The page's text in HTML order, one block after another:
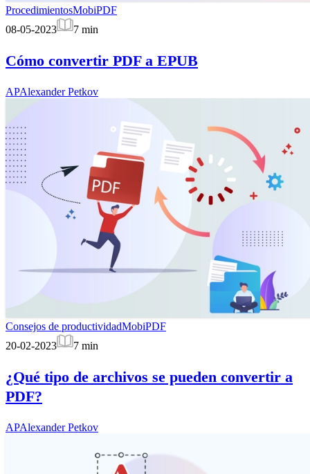
ProcedimientosMobiPDF
08-05-2023
7 min
Cómo convertir PDF a EPUB
APAlexander Petkov
Consejos de productividadMobiPDF
20-02-2023
7 min
¿Qué tipo de archivos se pueden convertir a
PDF?
APAlexander Petkov